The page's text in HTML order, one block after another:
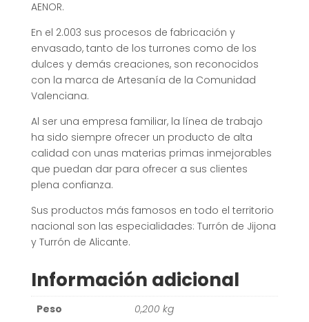
AENOR.
En el 2.003 sus procesos de fabricación y
envasado, tanto de los turrones como de los
dulces y demás creaciones, son reconocidos
con la marca de Artesanía de la Comunidad
Valenciana.
Al ser una empresa familiar, la línea de trabajo
ha sido siempre ofrecer un producto de alta
calidad con unas materias primas inmejorables
que puedan dar para ofrecer a sus clientes
plena confianza.
Sus productos más famosos en todo el territorio
nacional son las especialidades: Turrón de Jijona
y Turrón de Alicante.
Información adicional
Peso 0,200 kg